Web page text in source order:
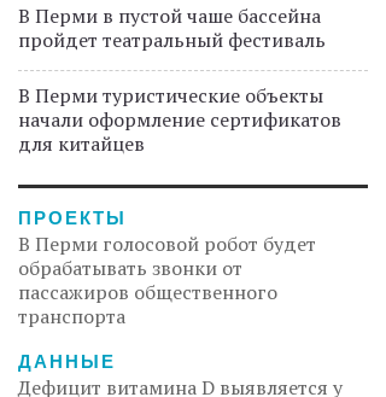
В Перми в пустой чаше бассейна
пройдет театральный фестиваль
В Перми туристические объекты
начали оформление сертификатов
для китайцев
ПРОЕКТЫ
В Перми голосовой робот будет
обрабатывать звонки от
пассажиров общественного
транспорта
ДАННЫЕ
Дефицит витамина D выявляется у